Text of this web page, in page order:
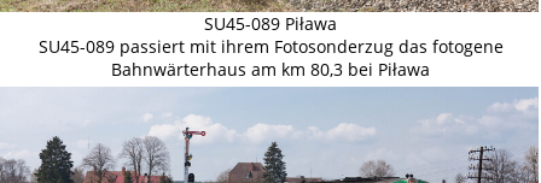
SU45-089 Piława
SU45-089 passiert mit ihrem Fotosonderzug das fotogene
Bahnwärterhaus am km 80,3 bei Piława